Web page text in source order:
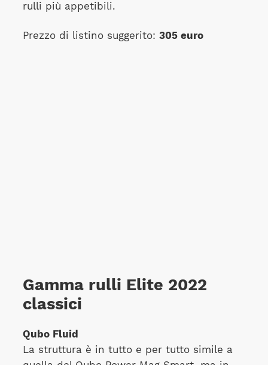
rulli più appetibili.
Prezzo di listino suggerito: 305 euro
Gamma rulli Elite 2022
classici
Qubo Fluid
La struttura è in tutto e per tutto simile a